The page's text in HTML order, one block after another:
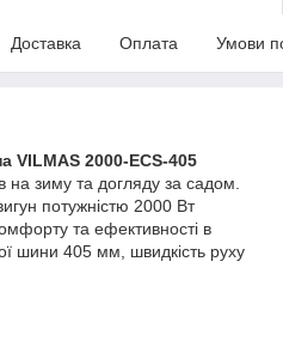
Доставка Оплата Умови
VILMAS 2000-ECS-405
на зиму та догляду за садом.
потужністю 2000 Вт
та ефективності в
шини 405 мм, швидкість руху